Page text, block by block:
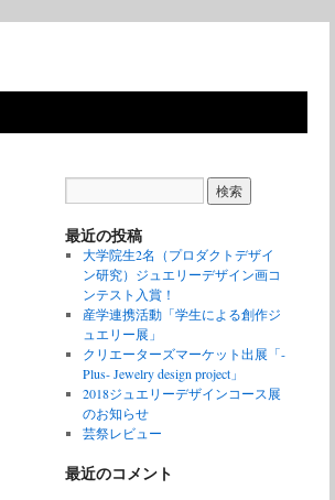
最近の投稿
大学院生2名（プロダクトデザイ
ン研究）ジュエリーデザイン画コ
ンテスト入賞！
産学連携活動「学生による創作ジ
ュエリー展」
クリエーターズマーケット出展「-
Plus- Jewelry design project」
2018ジュエリーデザインコース展
のお知らせ
芸祭レビュー
最近のコメント